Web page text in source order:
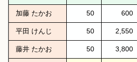
加藤 たかお 50 600
平田 けんじ 50 2,550
藤井 たかお 50 3,800